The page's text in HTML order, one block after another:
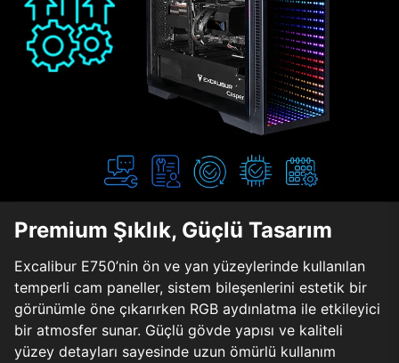
Premium Şıklık, Güçlü Tasarım
Excalibur E750’nin ön ve yan yüzeylerinde kullanılan
temperli cam paneller, sistem bileşenlerini estetik bir
görünümle öne çıkarırken RGB aydınlatma ile etkileyici
bir atmosfer sunar. Güçlü gövde yapısı ve kaliteli
yüzey detayları sayesinde uzun ömürlü kullanım